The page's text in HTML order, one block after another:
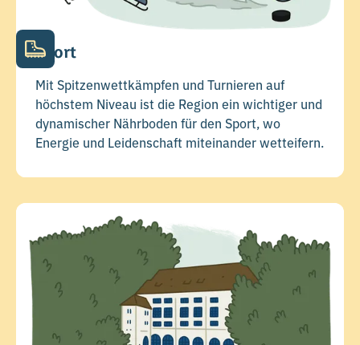
Sport
Mit Spitzenwettkämpfen und Turnieren auf
höchstem Niveau ist die Region ein wichtiger und
dynamischer Nährboden für den Sport, wo
Energie und Leidenschaft miteinander wetteifern.